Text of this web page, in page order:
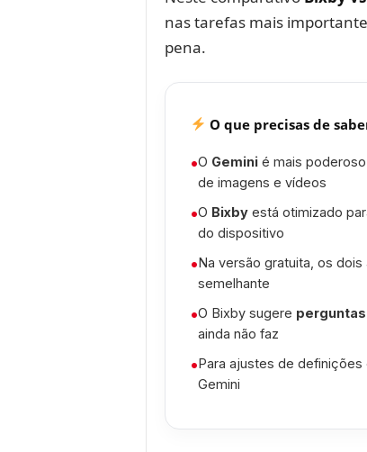
nas tarefas mais
pena.
O que precisas de
•O Geminié mais poderoso
de imagens e vídeos
•O Bixbyestá otimizado
do dispositivo
•Na versão gratuita, os
semelhante
•O Bixby sugere
ainda não faz
•Para ajustes de definições
Gemini